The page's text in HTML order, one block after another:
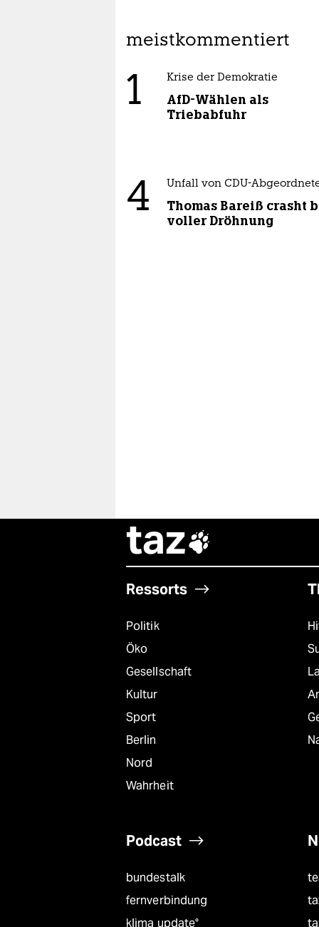
meistkommentiert
1 Krise der Demokratie
AfD-Wählen als
Triebabfuhr
4 Unfall von CDU-
Thomas Bareiß crasht
voller Dröhnung
taz
Ressorts
Politik
Öko
Gesellschaft
Kultur
Sport
Berlin
Nord
Wahrheit
Podcast
bundestalk
fernverbindung
klima update°